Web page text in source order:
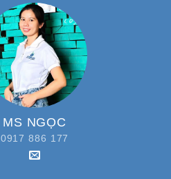
MS NGỌC
0917 886 177